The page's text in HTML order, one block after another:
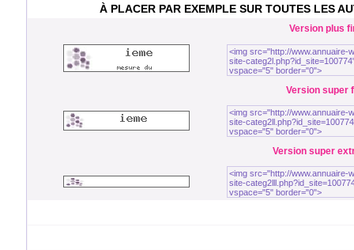
À PLACER PAR EXEMPLE SUR TOUTES LES
Version plus
Version super
Version super